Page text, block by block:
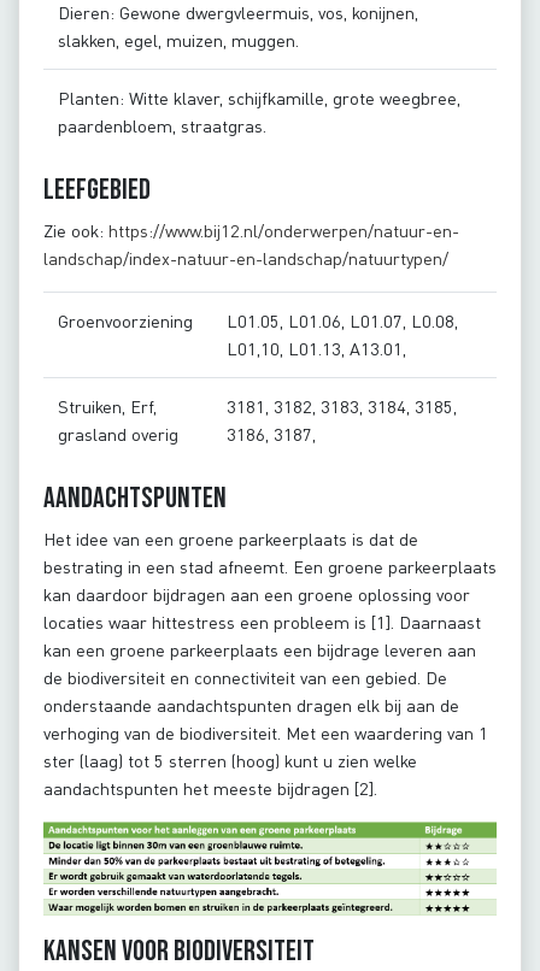
Dieren: Gewone dwergvleermuis, vos, konijnen,
slakken, egel, muizen, muggen.
Planten: Witte klaver, schijfkamille, grote weegbree,
paardenbloem, straatgras.
Leefgebied
Zie ook: https://www.bij12.nl/onderwerpen/natuur-en-
landschap/index-natuur-en-landschap/natuurtypen/
Groenvoorziening
L01.05, L01.06, L01.07, L0.08,
L01,10, L01.13, A13.01,
Struiken, Erf,
grasland overig
3181, 3182, 3183, 3184, 3185,
3186, 3187,
Aandachtspunten
Het idee van een groene parkeerplaats is dat de
bestrating in een stad afneemt. Een groene parkeerplaats
kan daardoor bijdragen aan een groene oplossing voor
locaties waar hittestress een probleem is [1]. Daarnaast
kan een groene parkeerplaats een bijdrage leveren aan
de biodiversiteit en connectiviteit van een gebied. De
onderstaande aandachtspunten dragen elk bij aan de
verhoging van de biodiversiteit. Met een waardering van 1
ster (laag) tot 5 sterren (hoog) kunt u zien welke
aandachtspunten het meeste bijdragen [2].
Kansen voor biodiversiteit